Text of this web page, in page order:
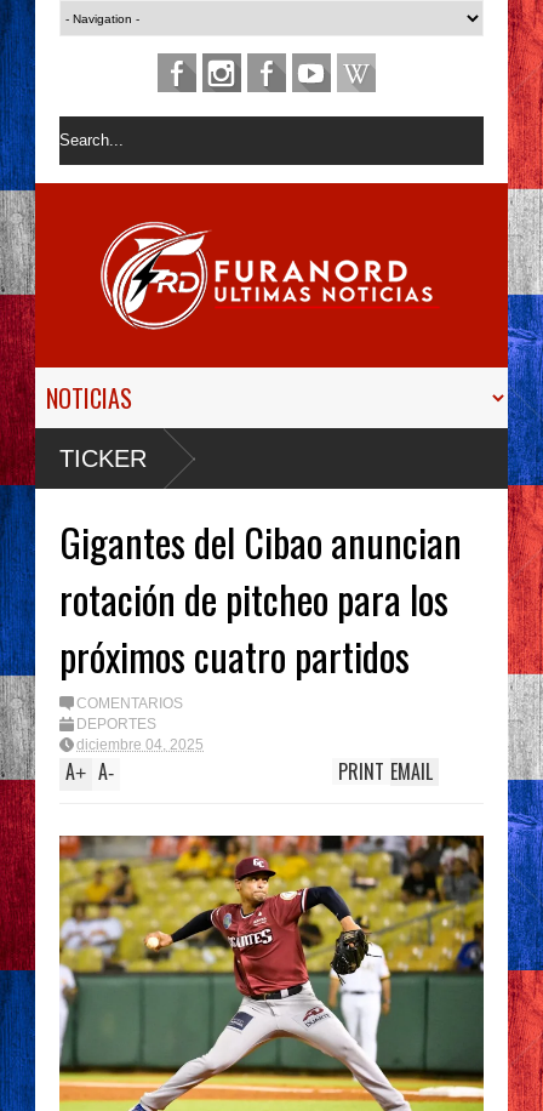
TICKER
Gigantes del Cibao anuncian
rotación de pitcheo para los
próximos cuatro partidos
COMENTARIOS
DEPORTES
diciembre 04, 2025
A+ A- EMAIL
PRINT